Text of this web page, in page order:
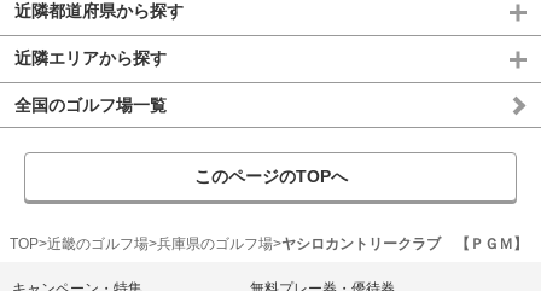
近隣都道府県から探す
近隣エリアから探す
全国のゴルフ場一覧
このページのTOPへ
TOP 近畿のゴルフ場 兵庫県のゴルフ場 ヤシロカントリークラブ 【ＰＧＭ】